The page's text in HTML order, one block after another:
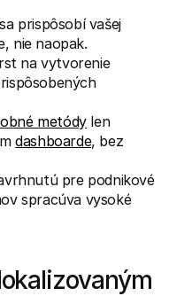
prispôsobí vašej
nie naopak.
na vytvorenie
metódy len
dashboarde, bez
pre podnikové
spracúva vysoké